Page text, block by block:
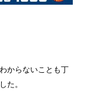
からないことも丁
た。